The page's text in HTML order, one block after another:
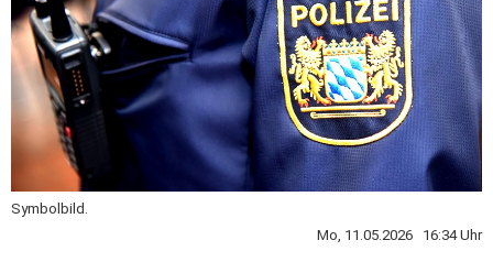
Symbolbild.
Mo, 11.05.2026 16:34 Uhr